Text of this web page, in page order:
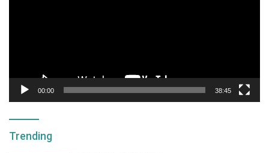
00:00 38:45
Trending